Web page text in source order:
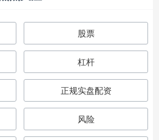
股票
杠杆
正规实盘配资
风险